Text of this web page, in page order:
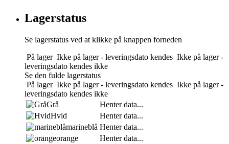
Lagerstatus
Se lagerstatus ved at klikke på knappen forneden
På lager Ikke på lager - leveringsdato kendes Ikke på lager -
leveringsdato kendes ikke
Se den fulde lagerstatus
På lager Ikke på lager - leveringsdato kendes Ikke på lager -
leveringsdato kendes ikke
Grå
Henter data...
Hvid
Henter data...
marineblå Henter data...
orange
Henter data...